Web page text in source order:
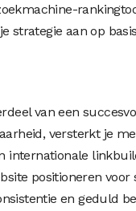
strategie aan op
van een
versterkt je
internationale
positioneren
en geduld